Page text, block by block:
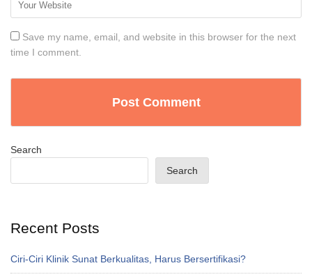
Save my name, email, and website in this browser for the next
time I comment.
Search
Search
Recent Posts
Ciri-Ciri Klinik Sunat Berkualitas, Harus Bersertifikasi?